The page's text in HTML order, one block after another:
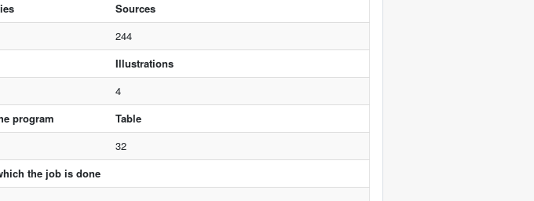
Sources
244
Illustrations
4
program
Table
32
the job is done